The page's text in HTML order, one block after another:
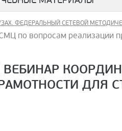
ФЕДЕРАЛЬНЫЙ СЕТЕВОЙ
по вопросам реализации
ДЛЯ